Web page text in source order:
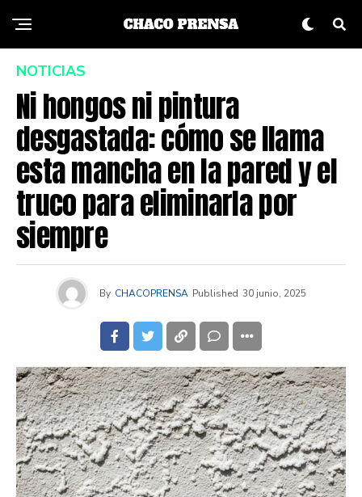
NOTICIAS
Ni hongos ni pintura
desgastada: cómo se llama
esta mancha en la pared y el
truco para eliminarla por
siempre
By CHACOPRENSA Published 30 junio, 2025